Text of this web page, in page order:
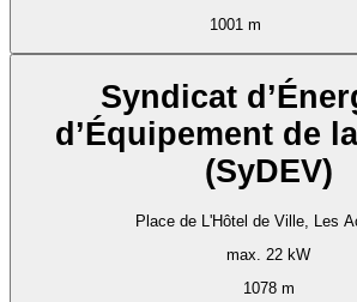
1001 m
Syndicat
d’Équipement de
(SyDEV)
Place de L'Hôtel de Ville, Les
max. 22 kW
1078 m